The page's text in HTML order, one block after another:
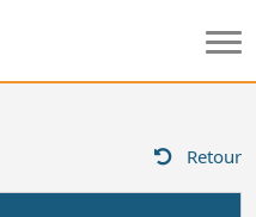
Retour